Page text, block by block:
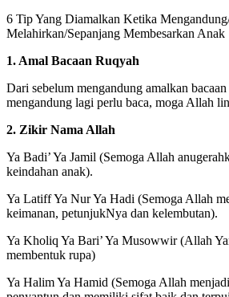
6 Tip Yang Diamalkan Ketika
Melahirkan/Sepanjang Membesarkan Anak
1. Amal Bacaan Ruqyah
Dari sebelum mengandung amalkan
mengandung lagi perlu baca, moga Allah
2. Zikir Nama Allah
Ya Badi’ Ya Jamil (Semoga Allah
keindahan anak).
Ya Latiff Ya Nur Ya Hadi (Semoga Allah
keimanan, petunjukNya dan kelembutan).
Ya Kholiq Ya Bari’ Ya Musowwir (Allah
membentuk rupa)
Ya Halim Ya Hamid (Semoga Allah